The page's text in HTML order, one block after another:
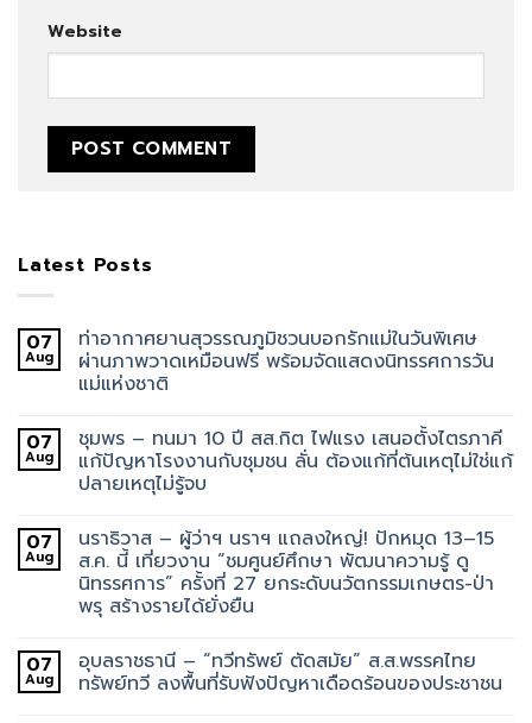
Website
Latest Posts
07
Aug
ท่าอากาศยานสุวรรณภูมิชวนบอกรักแม่ในวันพิเศษ
ผ่านภาพวาดเหมือนฟรี พร้อมจัดแสดงนิทรรศการวัน
แม่แห่งชาติ
07
Aug
ชุมพร – ทนมา 10 ปี สส.กิต ไฟแรง เสนอตั้งไตรภาคี
แก้ปัญหาโรงงานกับชุมชน ลั่น ต้องแก้ที่ต้นเหตุไม่ใช่แก้
ปลายเหตุไม่รู้จบ
07
Aug
นราธิวาส – ผู้ว่าฯ นราฯ แถลงใหญ่! ปักหมุด 13–15
ส.ค. นี้ เที่ยวงาน “ชมศูนย์ศึกษา พัฒนาความรู้ ดู
นิทรรศการ” ครั้งที่ 27 ยกระดับนวัตกรรมเกษตร-ป่า
พรุ สร้างรายได้ยั่งยืน
07
Aug
อุบลราชธานี – “ทวีทรัพย์ ตัดสมัย” ส.ส.พรรคไทย
ทรัพย์ทวี ลงพื้นที่รับฟังปัญหาเดือดร้อนของประชาชน